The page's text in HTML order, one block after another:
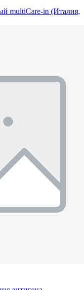
multiCare-in (Италия,